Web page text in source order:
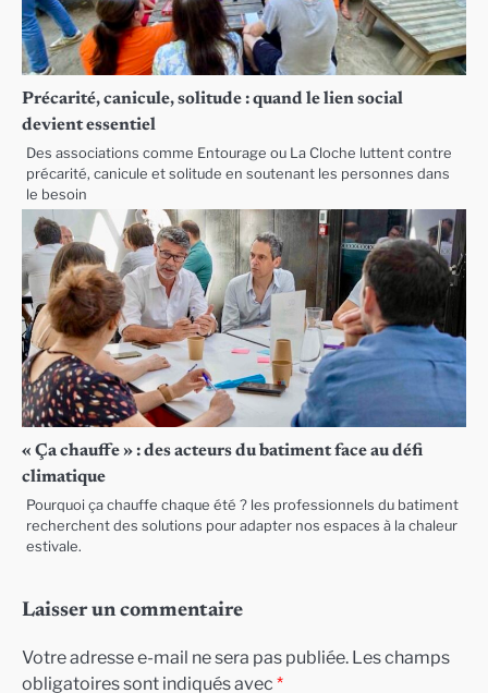
Précarité, canicule, solitude : quand le lien social
devient essentiel
Des associations comme Entourage ou La Cloche luttent contre
précarité, canicule et solitude en soutenant les personnes dans
le besoin
« Ça chauffe » : des acteurs du batiment face au défi
climatique
Pourquoi ça chauffe chaque été ? les professionnels du batiment
recherchent des solutions pour adapter nos espaces à la chaleur
estivale.
Laisser un commentaire
Votre adresse e-mail ne sera pas publiée. Les champs
obligatoires sont indiqués avec *